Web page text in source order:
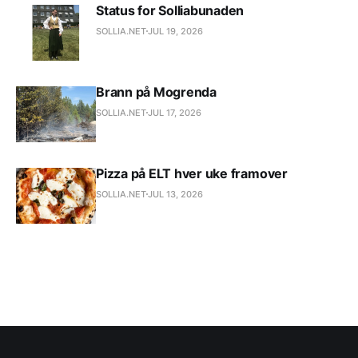
Status for Solliabunaden
SOLLIA.NETJUL 19, 2026
Brann på Mogrenda
SOLLIA.NETJUL 17, 2026
Pizza på ELT hver uke framover
SOLLIA.NETJUL 13, 2026